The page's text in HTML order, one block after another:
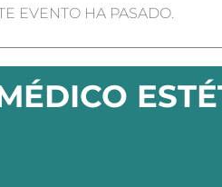
EVENTO HA PASADO.